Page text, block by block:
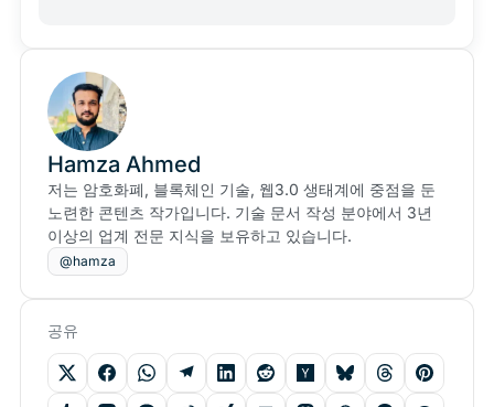
Hamza Ahmed
저는 암호화폐, 블록체인 기술, 웹3.0 생태계에 중점을 둔
노련한 콘텐츠 작가입니다. 기술 문서 작성 분야에서 3년
이상의 업계 전문 지식을 보유하고 있습니다.
@hamza
공유